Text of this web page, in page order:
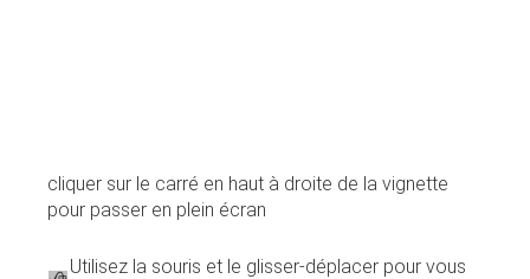
cliquer sur le carré en haut à droite de la vignette
pour passer en plein écran
Utilisez la souris et le glisser-déplacer pour vous